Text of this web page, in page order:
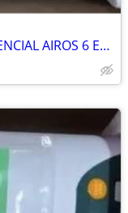
DISPOSITIVO DE COMPRESION SECUENCIAL AIROS 6 EN VENTA, NUEVO EN SU CAJ